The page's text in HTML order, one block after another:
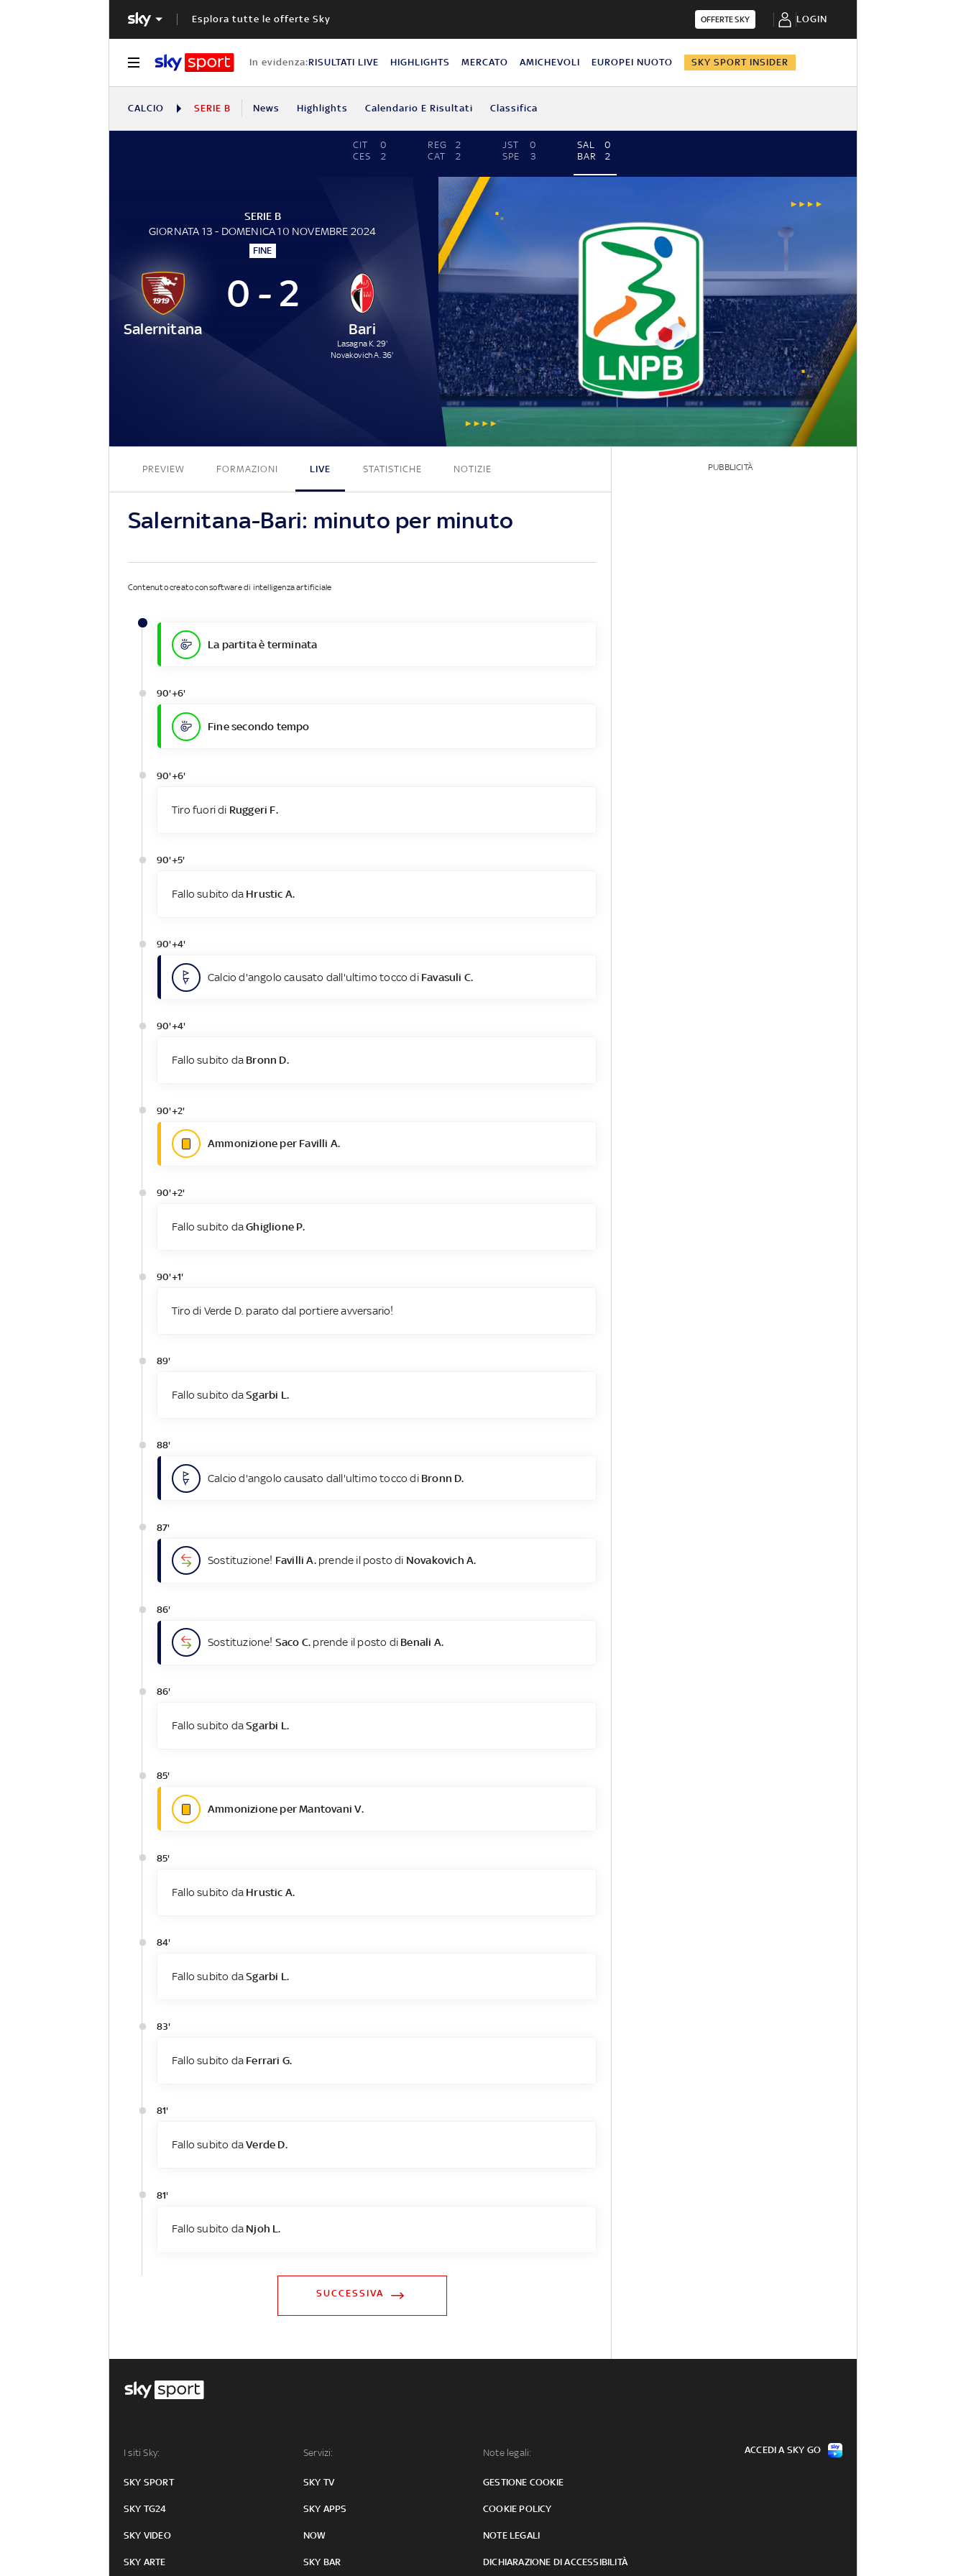
Esplora tutte le offerte Sky OFFERTE SKY LOGIN
In evidenza:RISULTATI LIVE HIGHLIGHTS MERCATO AMICHEVOLI EUROPEI NUOTO SKY SPORT INSIDER
CALCIO SERIE B News Highlights Calendario E Risultati Classifica
CIT
0
CES
2
REG
2
CAT
2
JST
0
SPE
3
SAL
0
BAR
2
SERIE B
GIORNATA 13 - DOMENICA 10 NOVEMBRE 2024
FINE
Salernitana
0 - 2
Bari
Lasagna K. 29'
Novakovich A. 36'
0 - 2
PREVIEW FORMAZIONI LIVE STATISTICHE NOTIZIE
Salernitana-Bari: minuto per minuto
Contenuto creato con software di intelligenza artificiale
La partita è terminata
90'+6'
Fine secondo tempo
90'+6'
Tiro fuori di Ruggeri F.
90'+5'
Fallo subito da Hrustic A.
90'+4'
Calcio d'angolo causato dall'ultimo tocco di Favasuli C.
90'+4'
Fallo subito da Bronn D.
90'+2'
Ammonizione per Favilli A.
90'+2'
Fallo subito daGhiglione P.
90'+1'
Tiro di Verde D. parato dal portiere avversario!
89'
Fallo subito daSgarbi L.
88'
Calcio d'angolo causato dall'ultimo tocco di Bronn D.
87'
Sostituzione! Favilli A.prende il posto di Novakovich A.
86'
Sostituzione! Saco C. prende il posto di Benali A.
86'
Fallo subito daSgarbi L.
85'
Ammonizione per Mantovani V.
85'
Fallo subito da Hrustic A.
84'
Fallo subito daSgarbi L.
83'
Fallo subito da Ferrari G.
81'
Fallo subito daVerde D.
81'
Fallo subito da Njoh L.
SUCCESSIVA
PUBBLICITÀ
I siti Sky:
SKY SPORT
SKY TG24
SKY VIDEO
SKY ARTE
Servizi:
SKY TV
SKY APPS
NOW
SKY BAR
Note legali:
GESTIONE COOKIE
COOKIE POLICY
NOTE LEGALI
DICHIARAZIONE DI ACCESSIBILITÀ
ACCEDI A SKY GO